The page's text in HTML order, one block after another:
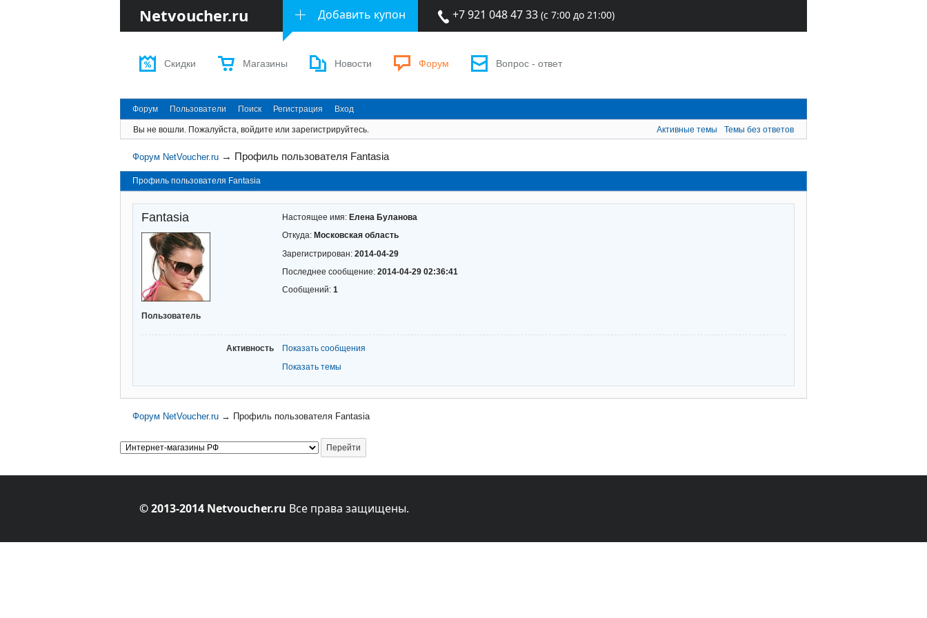
Netvoucher.ru Добавить купон +7 921 048 47 33 (с 7:00 до 21:00)
Скидки Магазины Новости Форум Вопрос - ответ
Форум Пользователи Поиск Регистрация Вход
Вы не вошли. Пожалуйста, войдите или зарегистрируйтесь. Активные темы Темы без ответов
Форум NetVoucher.ru → Профиль пользователя Fantasia
Профиль пользователя Fantasia
Fantasia
Пользователь
Настоящее имя: Елена Буланова
Откуда: Московская область
Зарегистрирован: 2014-04-29
Последнее сообщение: 2014-04-29 02:36:41
Сообщений: 1
Активность
Показать сообщения
Показать темы
Форум NetVoucher.ru → Профиль пользователя Fantasia
© 2013-2014 Netvoucher.ru Все права защищены.